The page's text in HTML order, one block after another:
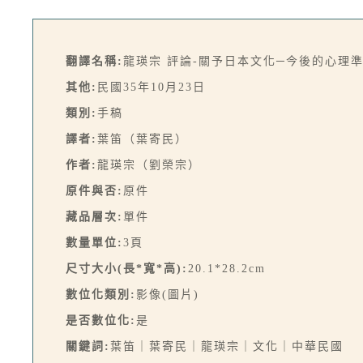
翻譯名稱: 龍瑛宗 評論-關予日本文化─今後的心理
其他: 民國35年10月23日
類別: 手稿
譯者: 葉笛（葉寄民）
作者: 龍瑛宗（劉榮宗）
原件與否: 原件
藏品層次: 單件
數量單位: 3頁
尺寸大小(長*寬*高): 20.1*28.2cm
數位化類別: 影像(圖片)
是否數位化: 是
關鍵詞: 葉笛｜葉寄民｜龍瑛宗｜文化｜中華民國